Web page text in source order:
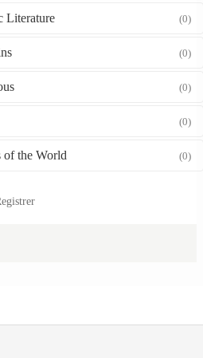
Literature (0)
(0)
(0)
(0)
the World (0)